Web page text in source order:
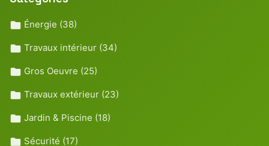
Énergie (38)
Travaux intérieur (34)
Gros Oeuvre (25)
Travaux extérieur (23)
Jardin & Piscine (18)
Sécurité (17)